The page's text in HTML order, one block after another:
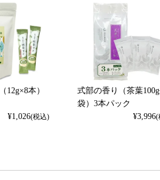
12g×8本）
¥1,026(税込)
式部の香り（茶葉
袋）3本パック
¥3,996(